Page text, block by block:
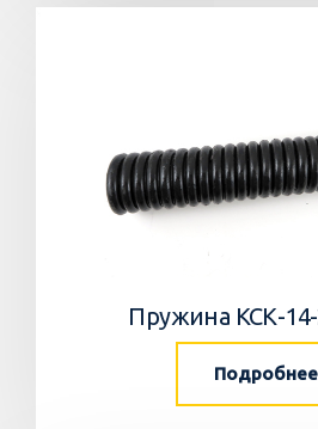
Пружина КСК-14-
Подробнее